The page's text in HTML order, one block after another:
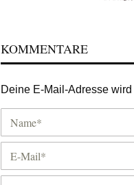
KOMMENTARE
Deine E-Mail-Adresse